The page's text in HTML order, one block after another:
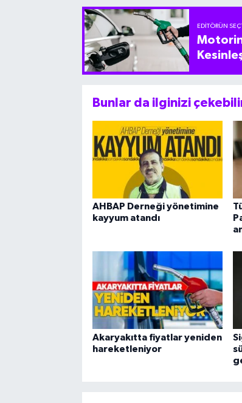
EDITÖRÜN
Bunlar da ilginizi
AHBAP Derneği yönetimine
kayyum atandı
Akaryakıtta fiyatlar yeniden
hareketleniyor